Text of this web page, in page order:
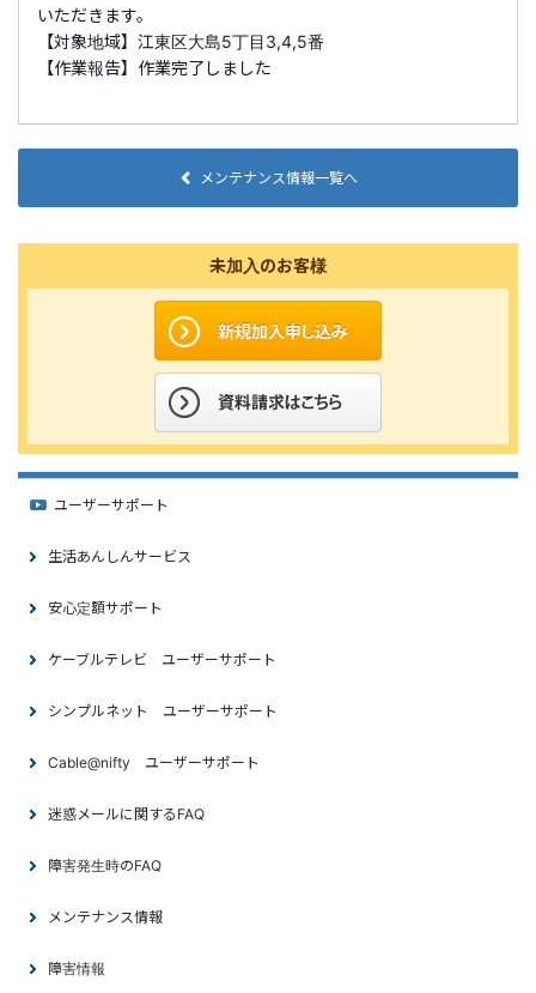
いただきます。
【対象地域】江東区大島5丁目3,4,5番
【作業報告】作業完了しました
メンテナンス情報一覧へ
未加入のお客様
ユーザーサポート
生活あんしんサービス
安心定額サポート
ケーブルテレビ ユーザーサポート
シンプルネット ユーザーサポート
Cable@nifty ユーザーサポート
迷惑メールに関するFAQ
障害発生時のFAQ
メンテナンス情報
障害情報